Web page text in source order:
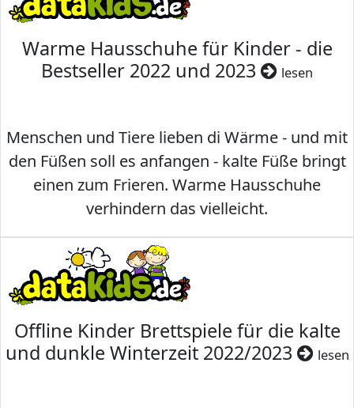
Warme Hausschuhe für Kinder - die
Bestseller 2022 und 2023
lesen
Menschen und Tiere lieben di Wärme - und mit
den Füßen soll es anfangen - kalte Füße bringt
einen zum Frieren. Warme Hausschuhe
verhindern das vielleicht.
Offline Kinder Brettspiele für die kalte
und dunkle Winterzeit 2022/2023
lesen